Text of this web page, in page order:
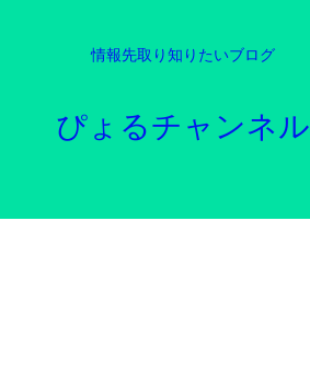
情報先取り知りたいブログ
ぴょるチャンネル